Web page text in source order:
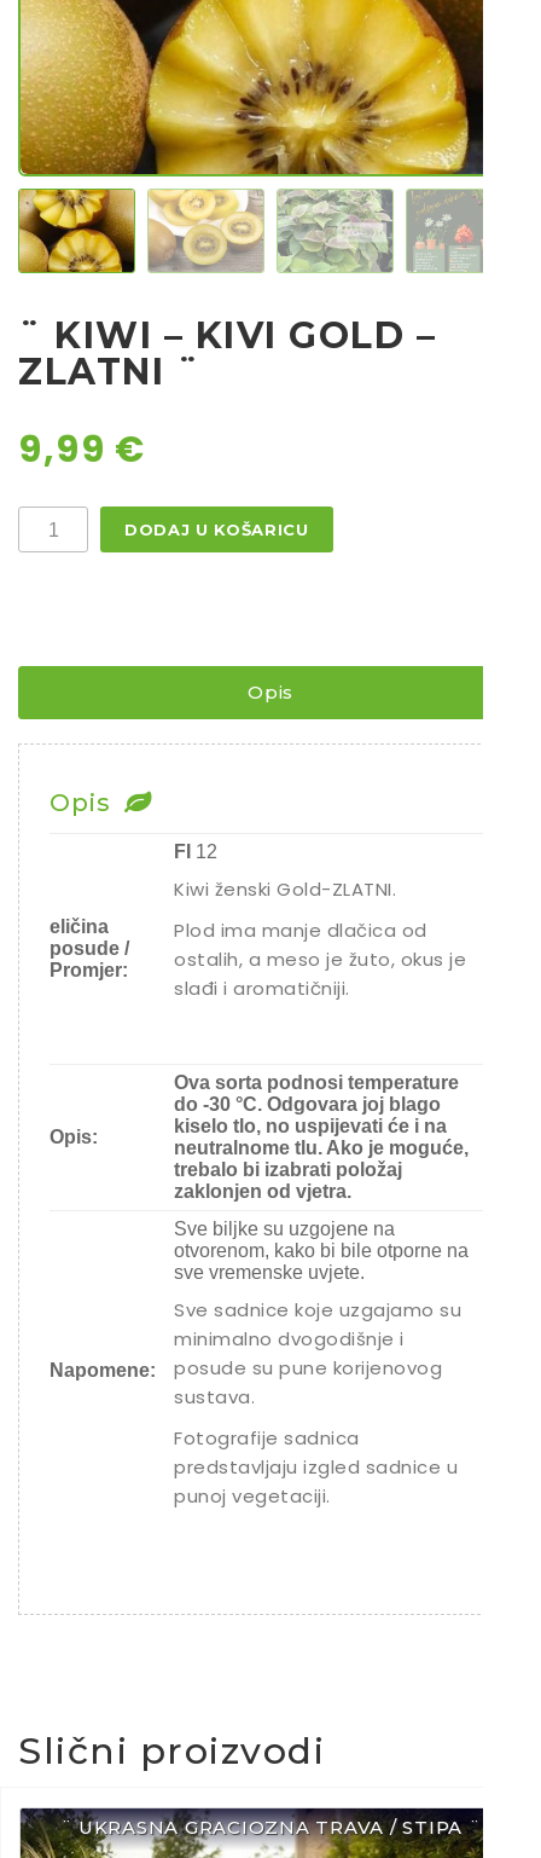
LJEKOVITO I ZAČINSKO
VOĆE / BOBIČASTO VOĆE
Sjeme
Sjeme povrća
Rajčice
Chili
Ostalo sjeme
¨ KIWI – KIVI GOLD –
ZLATNI ¨
9,99 €
¨
KIWI
–
¨
DODAJ U KOŠARICU
Opis
Opis
eličina
posude /
Promjer:
FI 12
Kiwi ženski Gold-ZLATNI.
Plod ima manje dlačica od
ostalih, a meso je žuto, okus je
slađi i aromatičniji.
Opis:
Ova sorta podnosi temperature
do -30 °C. Odgovara joj blago
kiselo tlo, no uspijevati će i na
neutralnome tlu. Ako je moguće,
trebalo bi izabrati položaj
zaklonjen od vjetra.
Napomene:
Sve biljke su uzgojene na
otvorenom, kako bi bile otporne na
sve vremenske uvjete.
Sve sadnice koje uzgajamo su
minimalno dvogodišnje i
posude su pune korijenovog
sustava.
Fotografije sadnica
predstavljaju izgled sadnice u
punoj vegetaciji.
Slični proizvodi
¨ UKRASNA GRACIOZNA TRAVA / STIPA ¨